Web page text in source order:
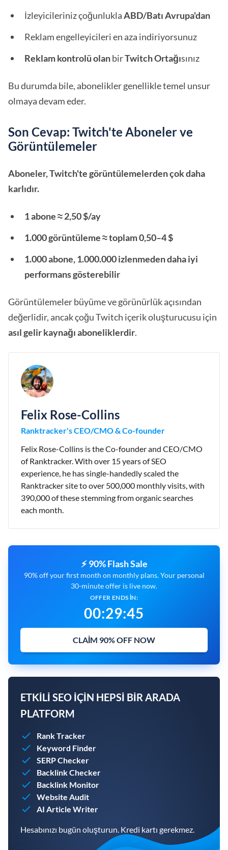
İzleyicileriniz çoğunluklaABD/Batı Avrupa'dan
Reklam engelleyicileri en aza indiriyorsunuz
Reklam kontrolü olanbirTwitch Ortağısınız
Bu durumda bile, abonelikler genellikle temel unsur
olmaya devam eder.
Son Cevap: Twitch'te Aboneler ve
Görüntülemeler
Aboneler, Twitch'te görüntülemelerden çok daha
karlıdır.
1 abone ≈ 2,50 $/ay
1.000 görüntüleme ≈ toplam 0,50–4 $
1.000 abone, 1.000.000 izlenmeden daha iyi
performans gösterebilir
Görüntülemeler büyüme ve görünürlük açısından
değerlidir, ancak çoğu Twitch içerik oluşturucusu için
asıl gelir kaynağı aboneliklerdir.
Felix Rose-Collins
Ranktracker's CEO/CMO & Co-founder
Felix Rose-Collins is the Co-founder and CEO/CMO
of Ranktracker. With over 15 years of SEO
experience, he has single-handedly scaled the
Ranktracker site to over 500,000 monthly visits, with
390,000 of these stemming from organic searches
each month.
⚡ 90% Flash Sale
90% off your first month on monthly plans. Your personal
30-minute offer is live now.
OFFER ENDS IN:
00:29:44
CLAIM 90% OFF NOW
ETKILI SEO IÇIN HEPSI BIR ARADA
PLATFORM
Rank Tracker
Keyword Finder
SERP Checker
Backlink Checker
Backlink Monitor
Website Audit
AI Article Writer
Hesabınızı bugün oluşturun. Kredi kartı gerekmez.